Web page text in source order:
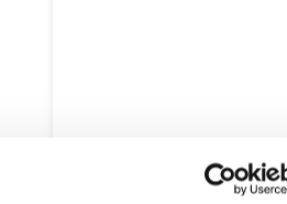
Met